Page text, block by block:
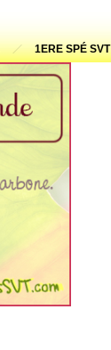
1ERE SPÉ SVT